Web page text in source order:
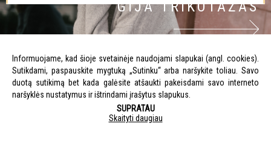
GIJA TRIKOTAŽAS
Informuojame, kad šioje svetainėje naudojami slapukai (angl. cookies).
Sutikdami, paspauskite mygtuką „Sutinku“ arba naršykite toliau. Savo
duotą sutikimą bet kada galėsite atšaukti pakeisdami savo interneto
naršyklės nustatymus ir ištrindami įrašytus slapukus.
SUPRATAU
Skaityti daugiau